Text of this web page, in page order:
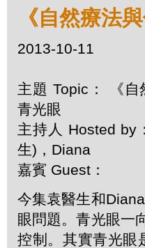
《自然療法
2013-10-11
主題 Topic： 《自
青光眼
主持人 Hosted by
生)，Diana
嘉賓 Guest：
今集袁醫生和
眼問題。青光眼一
控制。其實青光眼